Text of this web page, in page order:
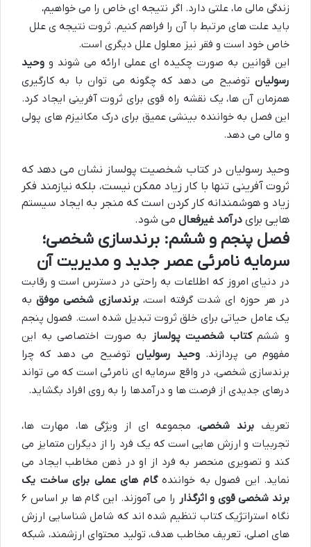
زندگی مالی ما، علتی دارد. اگر نتیجه ای خاص را می خواهیم،
باید علت های مرتبط با آن را فراهم کنیم. ثروت نتیجه ی علل
خاص خود است و فقر نیز معلول علل دیگری است.
این قوانین به صورت چکیده ای عملی ارائه می شوند و وحید
رسولیان توضیح می دهد که چگونه می توان با به کارگیری
همزمان آن ها، یک نقشه راه قوی برای ثروت آفرینی ایجاد کرد.
این فصل به خواننده بینشی عمیق برای درک مکانیزم های پولی
و مالی می دهد.
وحید رسولیان در کتاب شخصیت پولساز نشان می دهد که
ثروت آفرینی تنها با کار زیاد ممکن نیست، بلکه نیازمند فکر
زیاد و هوشمندانه کار کردن است که منجر به ایجاد سیستم
هایی برای درآمد غیرفعال می شود.
فصل پنجم و ششم: برندسازی شخصی؛
سرمایه نامرئی عصر جدید و مدیریت آن
در دنیای امروز که اطلاعات به راحتی در دسترس است و رقابت
در هر حوزه ای شدت گرفته است،برندسازی شخصی موفقبه
یک عامل حیاتی برای خلق ثروت تبدیل شده است. فصول پنجم
و ششمکتاب شخصیت پولساز به صورت اختصاصی به این
مفهوم می پردازند.وحید رسولیانتوضیح می دهد که چرا
برندسازی شخصی، در واقع سرمایه ای نامرئی است که می تواند
درهای جدیدی از فرصت ها و درآمدها را به روی افراد بگشاید.
تعریف برند شخصی، مجموعه ای از ویژگی ها، مهارت ها،
تجربیات و ارزش هایی است که یک فرد را از دیگران متمایز می
کند و تصویری منحصر به فرد از او در ذهن مخاطب ایجاد می
نماید. این فصول به خوانندهگام های عملی برای ساخت یک
برند شخصی قوی و اثرگذار
را می آموزند. این گام ها بر اساس ۶
نگاه استراتژیک کتاب تنظیم شده اند که شامل شناسایی ارزش
های اصلی، تعریف مخاطب هدف، تولید محتوای ارزشمند، شبکه